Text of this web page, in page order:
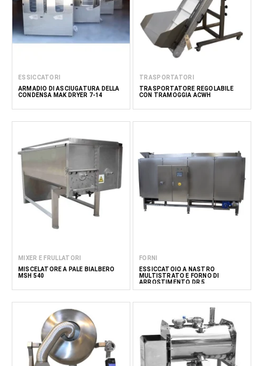
ESSICCATORI
ARMADIO DI ASCIUGATURA DELLA
CONDENSA MAK DRYER 7-14
TRASPORTATORI
TRASPORTATORE REGOLABILE
CON TRAMOGGIA ACWH
MIXER E FRULLATORI
MISCELATORE A PALE BIALBERO
MSH 540
FORNI
ESSICCATOIO A NASTRO
MULTISTRATO E FORNO DI
ARROSTIMENTO DR 5